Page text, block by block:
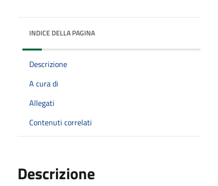
INDICE DELLA PAGINA
Descrizione
A cura di
Allegati
Contenuti correlati
Descrizione